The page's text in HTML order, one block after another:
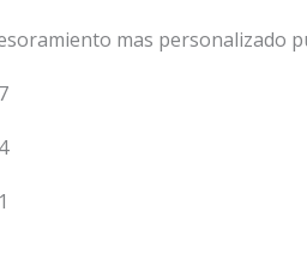
mas personalizado